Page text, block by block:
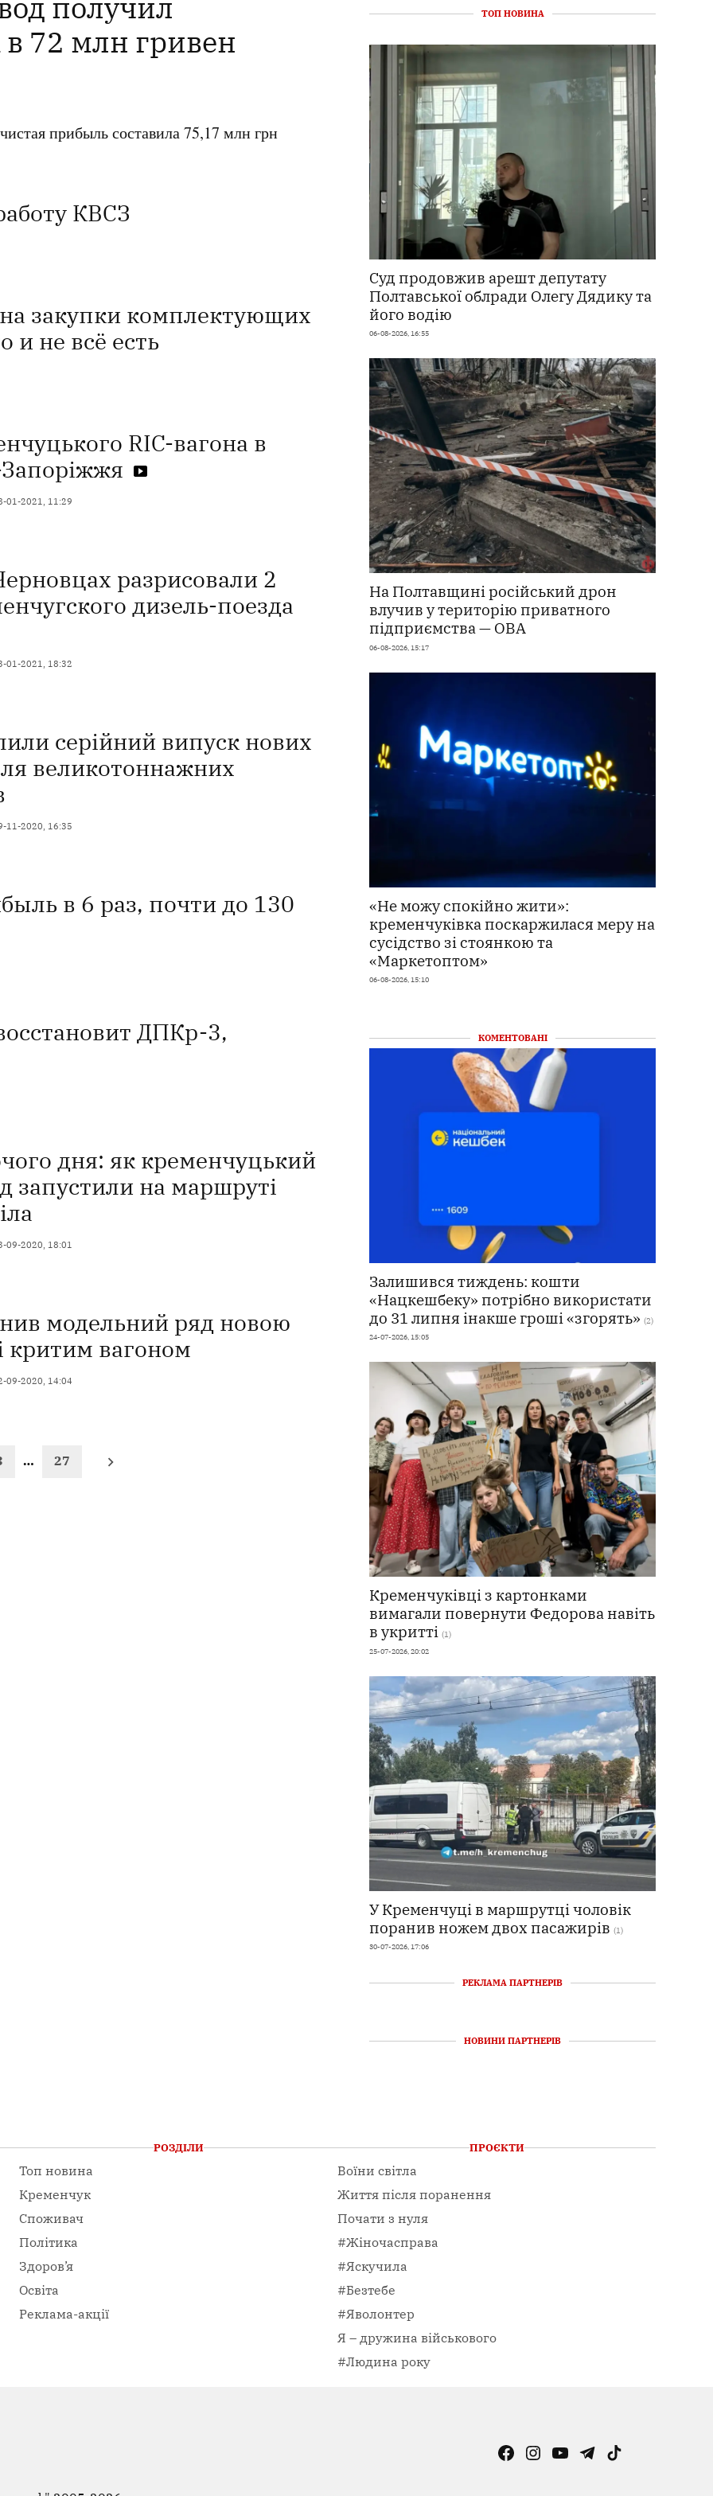
72 млн гривен
прибыль составила 75,17 млн грн
КВСЗ
закупки комплектующих
и не всё есть
RIC-вагона в
Запоріжжя
01-2021, 11:29
разрисовали 2
дизель-поезда
01-2021, 18:32
серійний випуск нових
великотоннажних
11-2020, 16:35
в 6 раз, почти до 130
ДПКр-3,
дня: як кременчуцький
запустили на маршруті
09-2020, 18:01
модельний ряд новою
критим вагоном
09-2020, 14:04
… 27
ТОП НОВИНА
Суд продовжив арешт депутату
Полтавської облради Олегу Дядику та
його водію
06-08-2026, 16:55
На Полтавщині російський дрон
влучив у територію приватного
підприємства — ОВА
06-08-2026, 15:17
«Не можу спокійно жити»:
кременчуківка поскаржилася меру на
сусідство зі стоянкою та
«Маркетоптом»
06-08-2026, 15:10
КОМЕНТОВАНІ
Залишився тиждень: кошти
«Нацкешбеку» потрібно використати
до 31 липня інакше гроші «згорять» (2)
24-07-2026, 15:05
Кременчуківці з картонками
вимагали повернути Федорова навіть
в укритті (1)
25-07-2026, 20:02
У Кременчуці в маршрутці чоловік
поранив ножем двох пасажирів (1)
30-07-2026, 17:06
РЕКЛАМА ПАРТНЕРІВ
НОВИНИ ПАРТНЕРІВ
РОЗДІЛИ
Топ новина
Кременчук
Споживач
Політика
Здоров’я
Освіта
Реклама-акції
ПРОЄКТИ
Воїни світла
Життя після поранення
Почати з нуля
#Жіночасправа
#Яскучила
#Безтебе
#Яволонтер
Я – дружина військового
#Людина року
FacebookInstagram
YouTubeTelegram
TikTok